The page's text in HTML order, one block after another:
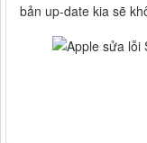
bản up-date kia sẽ